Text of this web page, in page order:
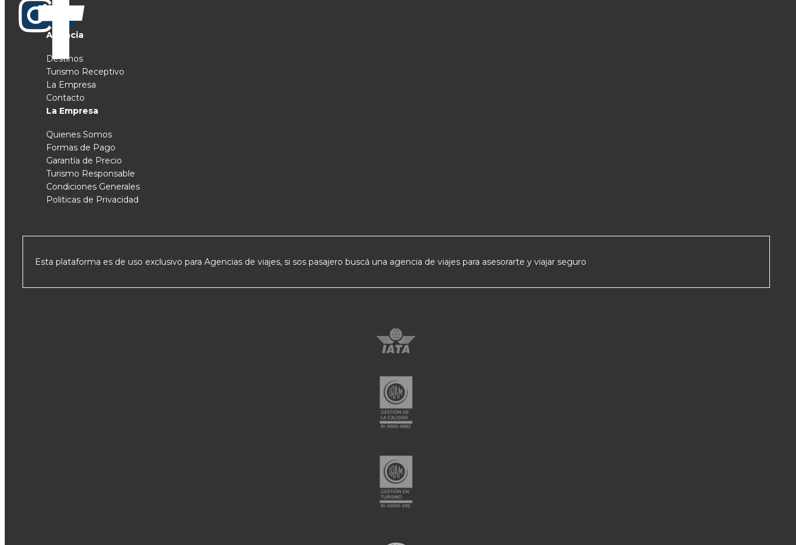
Agencia
Destinos
Turismo Receptivo
La Empresa
Contacto
La Empresa
Quienes Somos
Formas de Pago
Garantía de Precio
Turismo Responsable
Condiciones Generales
Politicas de Privacidad
Esta plataforma es de uso exclusivo para Agencias de viajes, si sos pasajero buscá una agencia de viajes para asesorarte y viajar seguro